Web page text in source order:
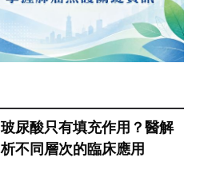
玻尿酸只有填充作用？醫解
析不同層次的臨床應用